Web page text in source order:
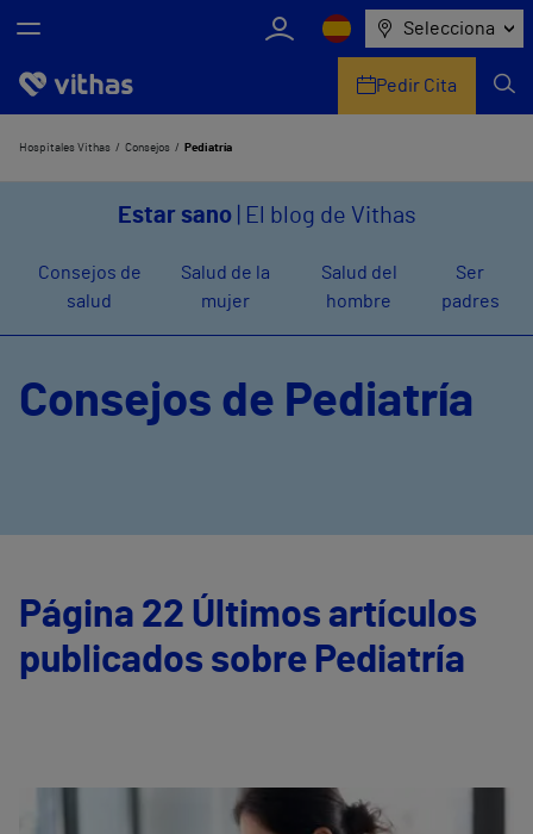
Selecciona
Nosotros
Pedir Cita
Hospitales Vithas Consejos Pediatría
Estar sano| El blog de Vithas
Consejos de
salud
Salud de la
mujer
Salud del
hombre
Ser
padres
Consejos de Pediatría
Página 22 Últimos artículos
publicados sobre Pediatría